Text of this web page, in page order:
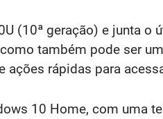
(10ª geração) e junta
também pode ser
ações rápidas para
10 Home, com uma